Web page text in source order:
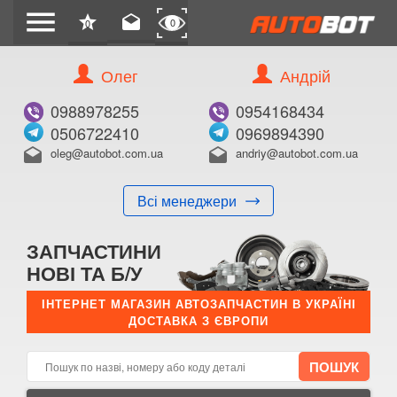
menu star
0 drafts 0
Олег
0988978255
0506722410
drafts oleg@autobot.com.ua
Всі менеджери
Андрій
0954168434
0969894390
drafts andriy@autobot.com.ua
ЗАПЧАСТИНИ
НОВІ ТА Б/У
ІНТЕРНЕТ МАГАЗИН АВТОЗАПЧАСТИН В УКРАЇНІ
ДОСТАВКА З ЄВРОПИ
КУПИТИ
Оригінальний номер:
Примітка:
E-mail:
Телефон: